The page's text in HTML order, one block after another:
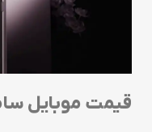
قیمت موبایل